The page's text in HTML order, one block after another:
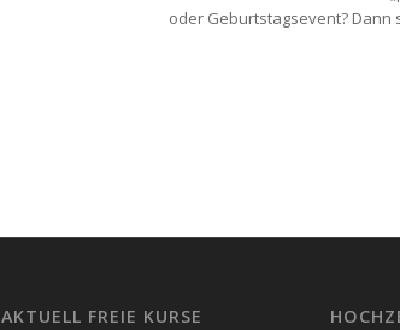
oder Geburtstagsevent?
AKTUELL FREIE KURSE